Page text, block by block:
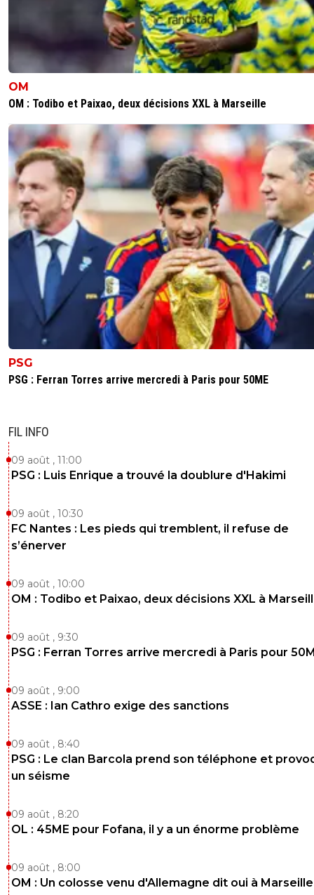
OM
OM : Todibo et Paixao, deux décisions XXL à Marseille
PSG
PSG : Ferran Torres arrive mercredi à Paris pour 50ME
FIL INFO
09 août , 11:00
PSG : Luis Enrique a trouvé la doublure d'Hakimi
09 août , 10:30
FC Nantes : Les pieds qui tremblent, il refuse de
s’énerver
09 août , 10:00
OM : Todibo et Paixao, deux décisions XXL à
09 août , 9:30
PSG : Ferran Torres arrive mercredi à Paris pour
09 août , 9:00
ASSE : Ian Cathro exige des sanctions
09 août , 8:40
PSG : Le clan Barcola prend son téléphone et
un séisme
09 août , 8:20
OL : 45ME pour Fofana, il y a un énorme problème
09 août , 8:00
OM : Un colosse venu d'Allemagne dit oui à Marseille